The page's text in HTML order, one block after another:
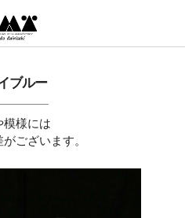
ブルー
模様には
ございます。